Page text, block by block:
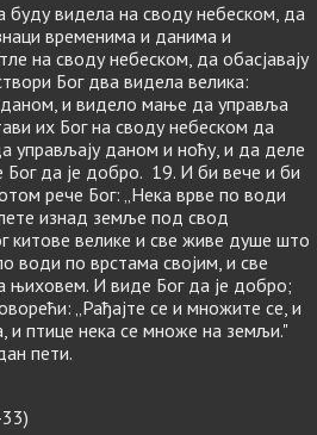
буду видела на своду небеском, да
временима и данима и
на своду небеском, да обасјавају
Бог два видела велика:
и видело мање да управља
их Бог на своду небеском да
управљају даном и ноћу, и да деле
да је добро. 19. И би вече и би
рече Бог: „Нека врве по води
изнад земље под свод
китове велике и све живе душе што
води по врстама својим, и све
њиховем. И виде Бог да је добро;
„Рађајте се и множите се, и
и птице нека се множе на земљи."
пети.